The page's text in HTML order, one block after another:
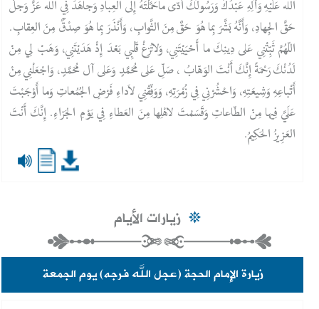
الله عَلَيْهِ وَآلِهِ عَبْدُكَ وَرَسُولُكَ أَدّى ماحَمَّلْتَهُ إِلى العِبادِ وَجاهَدَ فِي الله عَزَّ وَجلَّ
حَقَّ الجِهادِ، وَأَنَّهُ بَشَّرَ بِما هُوَ حَقٌ مِنَ الثَّوابِ، وَأَنْذَرَ بِما هُوَ صِدْقٌ مِنَ العِقابِ.
اللّهُمَّ ثَبِّتْنِي عَلى دِينِكَ ما أَحْيَيْتَنِي، وَلاتُزِغْ قَلْبِي بَعْدَ إِذْ هَدَيْتَنِي، وَهَبْ لِي مِنْ
لَدُنْكَ رَحْمَةً إِنَّكَ أَنْتَ الوَهّابُ ، صَلِّ عَلى مُحَمَّدٍ وَعَلى آل مُحَمَّدٍ، وَاجْعَلْنِي مِنْ
أَتْباعِهِ وَشِيعَتِهِ، وَاحْشُرْنِي فِي زُمْرَتِهِ، وَوَفِّقْنِي لاَداءِ فَرْضِ الجُمُعاتِ وَما أَوْجَبْتَ
عَلَيَّ فِيها مِنْ الطّاعاتِ وَقَسَمْتَ لاهْلِها مِنَ العَطاءِ فِي يَوْمِ الجَزاءِ. إِنَّكَ أَنْت‌َ
العَزِيزُ الحَكِيمُ.
زيارات الأيام
زيارة الإمام الحجة (عجل الله فرجه) يوم الجمعة